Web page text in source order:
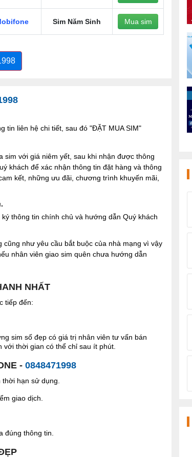
Sim Năm Sinh Mua sim
tin liên hệ chi tiết, sau đó "ĐẶT MUA SIM"
sim với giá niêm yết, sau khi nhận được thông
khách để xác nhận thông tin đặt hàng và thông
kết, những ưu đãi, chương trình khuyến mãi,
thông tin chính chủ và hướng dẫn Quý khách
như yêu cầu bắt buộc của nhà mạng vì vậy
nhân viên giao sim quên chưa hướng dẫn
NHẤT
tiếp đến:
sim số đẹp có giá trị nhân viên tư vấn bán
thời gian có thể chỉ sau ít phút.
- 0848471998
hạn sử dụng.
giao dịch.
đúng thông tin.